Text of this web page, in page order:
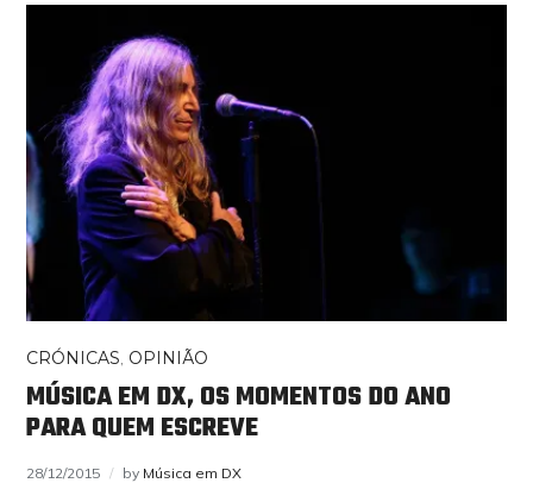
CRÓNICAS OPINIÃO
MÚSICA EM DX, OS MOMENTOS DO ANO
PARA QUEM ESCREVE
28/12/2015 by Música em DX